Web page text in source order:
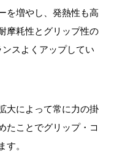
を増やし、発熱性も高
摩耗性とグリップ性の
スよくアップしてい
大によって常に力の掛
たことでグリップ・コ
す。